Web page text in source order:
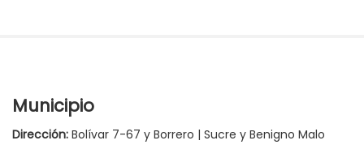
Municipio
Dirección: Bolívar 7-67 y Borrero | Sucre y Benigno Malo